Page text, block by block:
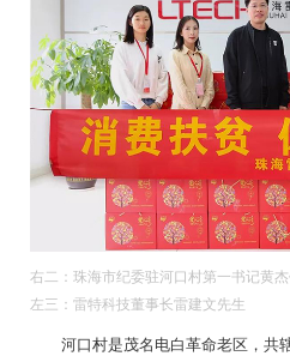
右二：珠海市纪委驻河口村第一书记黄
左三：雷特科技董事长雷建文先生
河口村是茂名电白革命老区，共